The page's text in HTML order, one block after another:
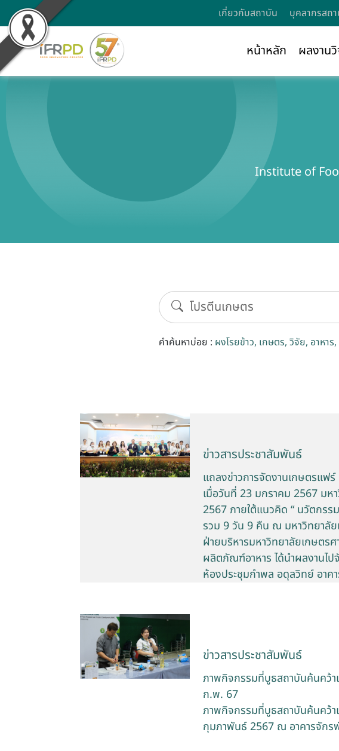
เกี่ยวกับสถาบัน บุคลากรสถ
หน้าหลัก ผลงาน
Institute of
คำค้นหาบ่อย : ผงโรยข้าว เกษตร วิจัย อาหาร
ข่าวสารประชาสัมพันธ์
แถลงข่าวการจัดงานเกษตรแฟร์
เมื่อวันที่ 23 มกราคม 2567 มห
2567 ภายใต้แนวคิด “ นวัตกร
รวม 9 วัน 9 คืน ณ มหาวิทยาลัย
ฝ่ายบริหารมหาวิทยาลัยเกษตร
ผลิตภัณฑ์อาหาร ได้นำผลงานไ
ห้องประชุมกำพล อดุลวิทย์ อาค
ข่าวสารประชาสัมพันธ์
ภาพกิจกรรมที่บูธสถาบันค้นคว้
ก.พ. 67
ภาพกิจกรรมที่บูธสถาบันค้นคว้
กุมภาพันธ์ 2567 ณ อาคารจัก